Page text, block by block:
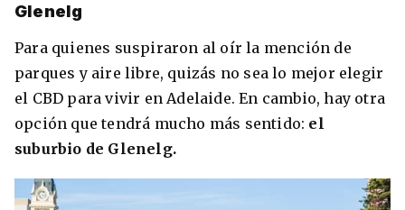
Glenelg
Para quienes suspiraron al oír la mención de
parques y aire libre, quizás no sea lo mejor elegir
el CBD para vivir en Adelaide. En cambio, hay otra
opción que tendrá mucho más sentido: el
suburbio de Glenelg.